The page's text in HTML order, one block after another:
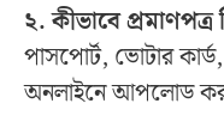
২. কীভাবে প্রমাণপত্র
পাসপোর্ট, ভোটার
অনলাইনে আপলোড